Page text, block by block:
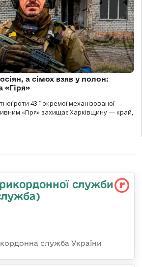
а сімох взяв у полон:
«Гіря»
роти 43-ї окремої механізованої
«Гіря» захищає Харківщину — край,
служби
служба України